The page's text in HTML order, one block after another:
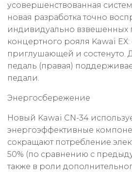
усовершенствованная
новая разработка точно
индивидуально взвешенных
концертного рояля Kawai EX:
приглушающей и состенуто.
педаль (правая)
педали.
Энергосбережение
Новый Kawai CN-34
энергоэффективные
сокращают потребление
50% (по сравнению с
также в роли